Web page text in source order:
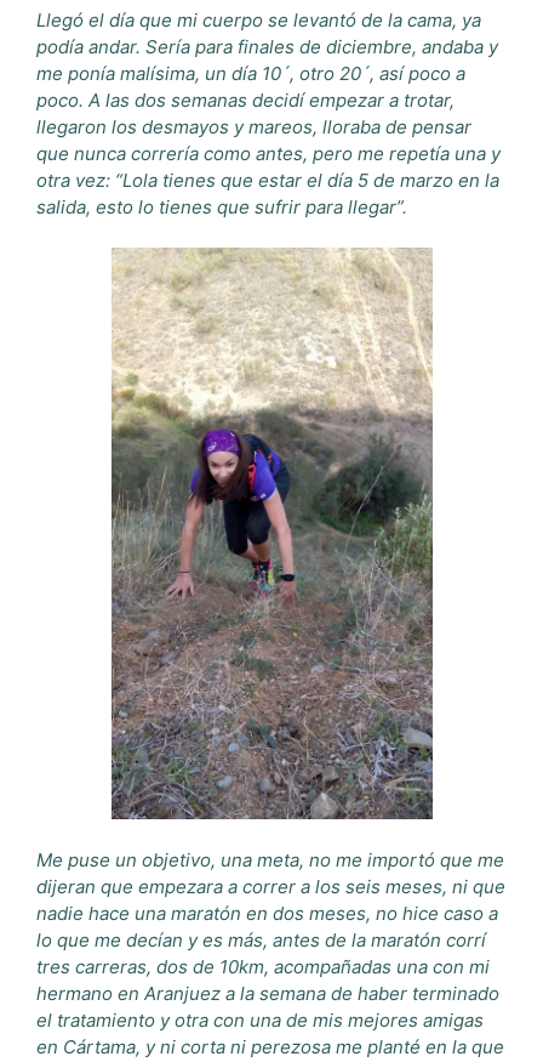
Llegó el día que mi cuerpo se levantó de la cama, ya
podía andar. Sería para finales de diciembre, andaba y
me ponía malísima, un día 10´, otro 20´, así poco a
poco. A las dos semanas decidí empezar a trotar,
llegaron los desmayos y mareos, lloraba de pensar
que nunca correría como antes, pero me repetía una y
otra vez: “Lola tienes que estar el día 5 de marzo en la
salida, esto lo tienes que sufrir para llegar”.
Me puse un objetivo, una meta, no me importó que me
dijeran que empezara a correr a los seis meses, ni que
nadie hace una maratón en dos meses, no hice caso a
lo que me decían y es más, antes de la maratón corrí
tres carreras, dos de 10km, acompañadas una con mi
hermano en Aranjuez a la semana de haber terminado
el tratamiento y otra con una de mis mejores amigas
en Cártama, y ni corta ni perezosa me planté en la que